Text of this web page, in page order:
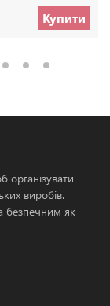
Купити
організувати
виробів.
безпечним як